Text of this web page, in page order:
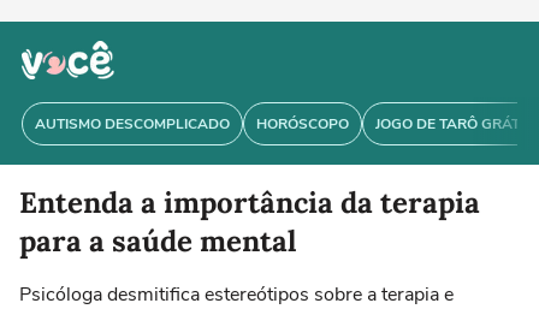
AUTISMO DESCOMPLICADO HORÓSCOPO JOGO DE TARÔ GRÁTIS
Entenda a importância da terapia
para a saúde mental
Psicóloga desmitifica estereótipos sobre a terapia e